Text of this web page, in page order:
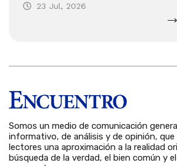
23 Jul, 2026
Somos un medio de comunicación
informativo, de análisis y de opinión,
lectores una aproximación a la realidad
búsqueda de la verdad, el bien común y